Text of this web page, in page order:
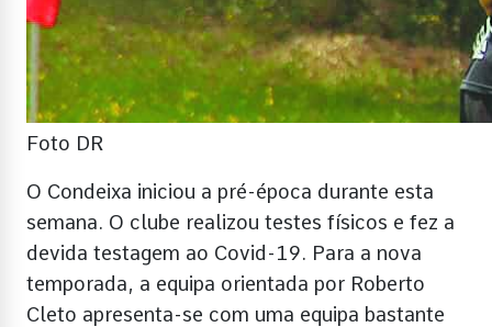
Foto DR
O Condeixa iniciou a pré-época durante esta
semana. O clube realizou testes físicos e fez a
devida testagem ao Covid-19. Para a nova
temporada, a equipa orientada por Roberto
Cleto apresenta-se com uma equipa bastante